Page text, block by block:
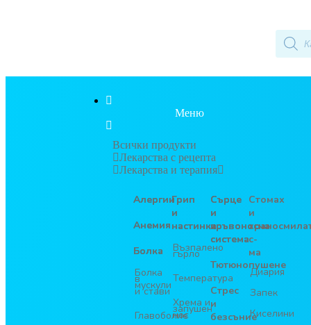
Меню
Всички продукти
Лекарства с рецепта
Лекарства и терапия
Алергии
Анемия
Болка
Болка
в
мускули
и стави
Главоболие
Грип
и
настинка
Възпалено
гърло
Температура
Хрема и
запушен
нос
Сърце
и
кръвоносна
система
Тютюнопушене
Стрес
и
безсъние
Стомах
и
с-
ма
Диария
Запек
Киселини